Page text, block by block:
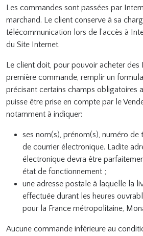
Les commandes sont passées par
marchand. Le client conserve à sa
télécommunication lors de l’accès à
du Site Internet.
Le client doit, pour pouvoir acheter des
première commande, remplir un
précisant certains champs obligatoires
puisse être prise en compte par le
notamment à indiquer:
ses nom(s), prénom(s), numéro de
de courrier électronique. Ladite
électronique devra être
état de fonctionnement ;
une adresse postale à laquelle la
effectuée durant les heures
pour la France métropolitaine,
Aucune commande inférieure au